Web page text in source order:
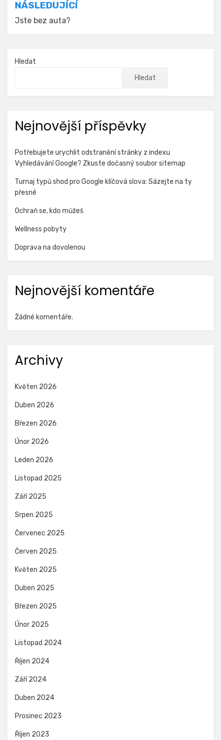
NÁSLEDUJÍCÍ
Jste bez auta?
Hledat
Hledat
Nejnovější příspěvky
Potřebujete urychlit odstranění stránky z indexu
Vyhledávání Google? Zkuste dočasný soubor sitemap
Turnaj typů shod pro Google klíčová slova: Sázejte na ty
přesné
Ochraň se, kdo můžeš
Wellness pobyty
Doprava na dovolenou
Nejnovější komentáře
Žádné komentáře.
Archivy
Květen 2026
Duben 2026
Březen 2026
Únor 2026
Leden 2026
Listopad 2025
Září 2025
Srpen 2025
Červenec 2025
Červen 2025
Květen 2025
Duben 2025
Březen 2025
Únor 2025
Listopad 2024
Říjen 2024
Září 2024
Duben 2024
Prosinec 2023
Říjen 2023